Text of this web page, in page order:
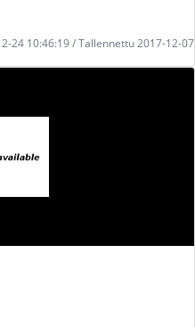
24 10:46:19 / Tallennettu 2017-12-07